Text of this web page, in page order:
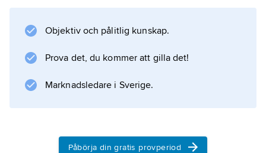
världsmästare i samma klass 1967 och 1968–
och ägnade sig efter karriären åt PR-uppdrag
och film.
Information om artikeln
Objektiv och pålitlig kunskap.
Prova det, du kommer att gilla det!
Marknadsledare i Sverige.
Påbörja din gratis provperiod